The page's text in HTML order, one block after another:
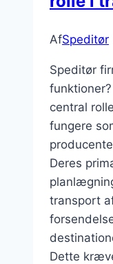
AfSpeditør
Speditør
central
fungere
Deres
transport
Dette